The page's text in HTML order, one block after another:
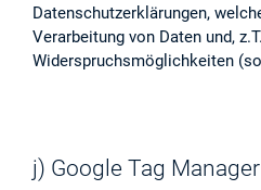
Datenschutzerklärungen,
Verarbeitung von Daten und,
Widerspruchsmöglichkeiten
j) Google Tag Manager